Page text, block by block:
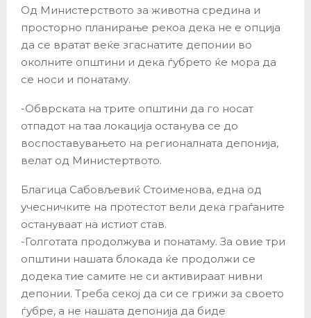
Од Министерството за животна средина и
просторно планирање рекоа дека не е опција
да се вратат веќе згаснатите депонии во
околните општини и дека ѓубрето ќе мора да
се носи и понатаму.
-Обврската на трите општини да го носат
отпадот на таа локација останува се до
воспоставувањето на регионалната депонија,
велат од Министертвото.
Благица Сабовљевиќ Стоименова, една од
учесничките на протестот вели дека граѓаните
остануваат на истиот став.
-Голготата продолжува и понатаму. За овие три
општини нашата блокада ќе продолжи се
додека тие самите не си активираат нивни
депонии. Треба секој да си се грижи за своето
ѓубре, а не нашата депонија да биде